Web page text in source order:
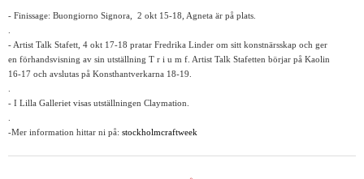
- Finissage: Buongiorno Signora, 2 okt 15-18, Agneta är på plats.
- Artist Talk Stafett, 4 okt 17-18 pratar Fredrika Linder om sitt konstnärsskap och ger
en förhandsvisning av sin utställning T r i u m f. Artist Talk Stafetten börjar på Kaolin
16-17 och avslutas på Konsthantverkarna 18-19.
- I Lilla Galleriet visas utställningen Claymation.
-Mer information hittar ni på: stockholmcraftweek